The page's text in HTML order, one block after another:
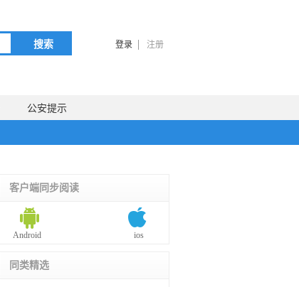
搜索 登录 注册
公安提示
客户端同步阅读
Android ios
同类精选